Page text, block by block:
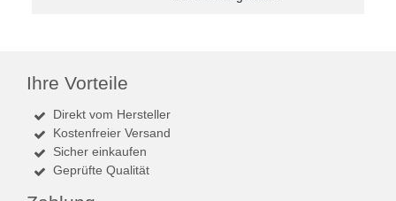
Ihre Vorteile
Direkt vom Hersteller
Kostenfreier Versand
Sicher einkaufen
Geprüfte Qualität